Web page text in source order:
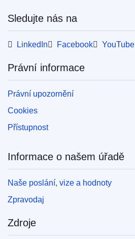
Sledujte nás na
LinkedIn Facebook YouTube
Právní informace
Právní upozornění
Cookies
Přístupnost
Informace o našem úřadě
Naše poslání, vize a hodnoty
Zpravodaj
Zdroje